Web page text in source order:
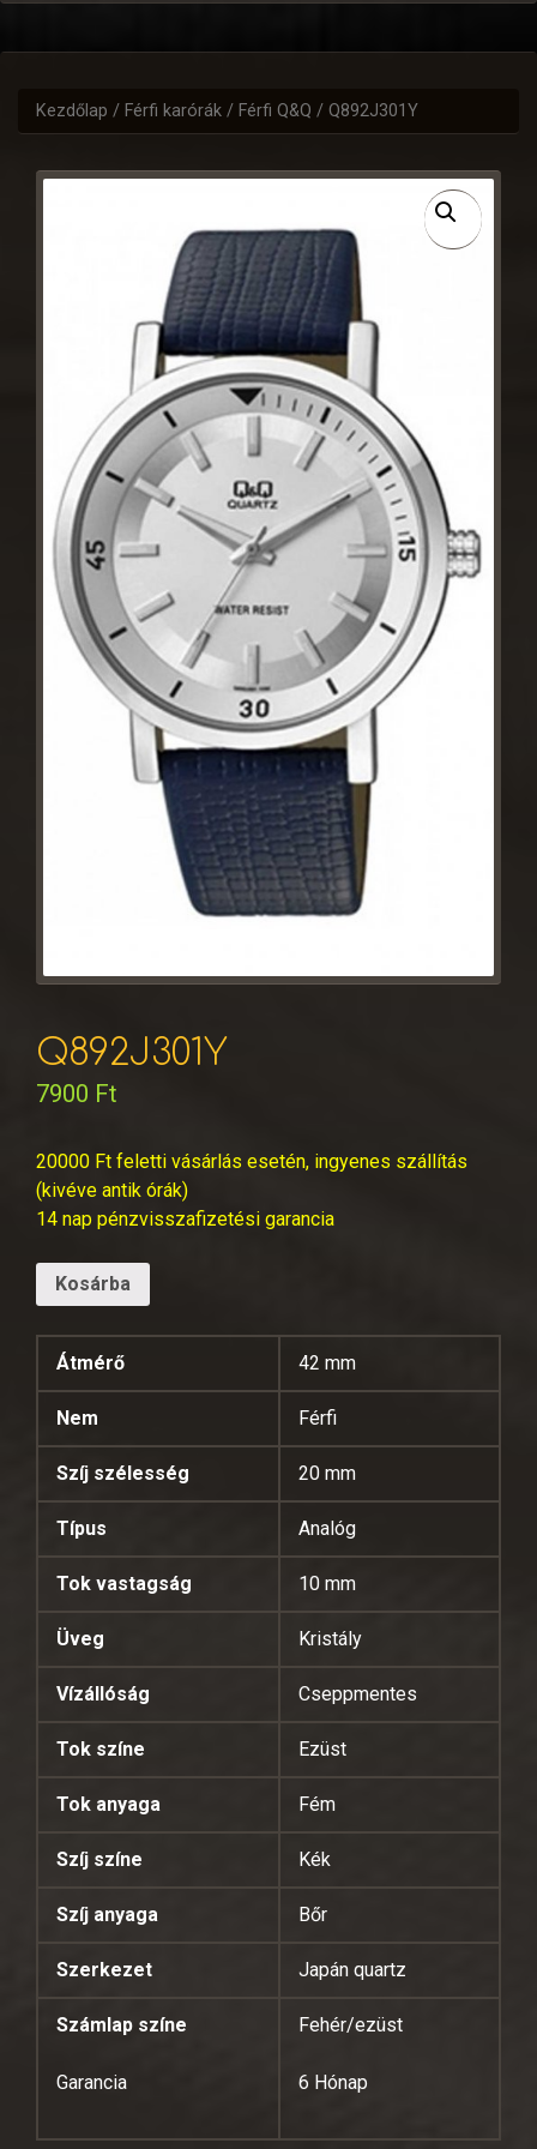
Kezdőlap / Férfi karórák / Férfi Q&Q / Q892J301Y
Q892J301Y
7900 Ft
20000 Ft feletti vásárlás esetén, ingyenes szállítás
(kivéve antik órák)
14 nap pénzvisszafizetési garancia
Kosárba
Átmérő 42 mm
Nem Férfi
Szíj szélesség 20 mm
Típus Analóg
Tok vastagság 10 mm
Üveg Kristály
Vízállóság Cseppmentes
Tok színe Ezüst
Tok anyaga Fém
Szíj színe Kék
Szíj anyaga Bőr
Szerkezet Japán quartz
Számlap színe
Garancia
Fehér/ezüst
6 Hónap